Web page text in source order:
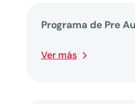
Programa de Pre
Ver más